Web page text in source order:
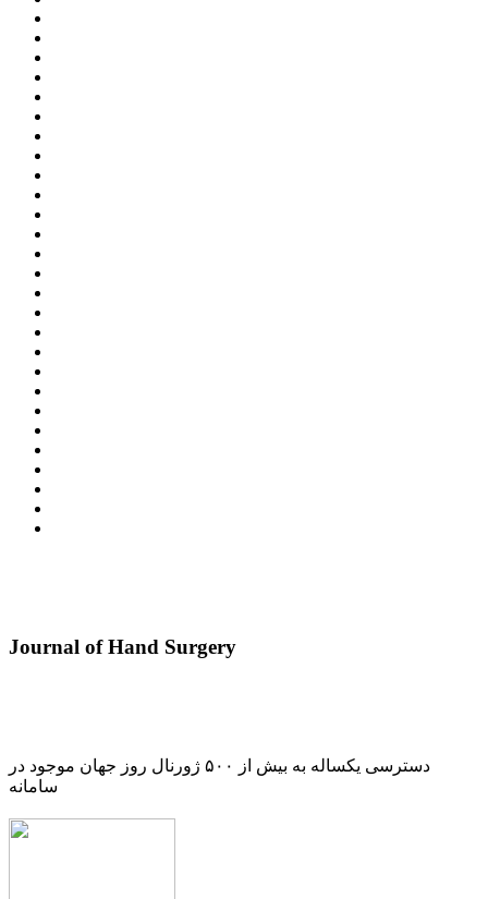
Journal of Hand Surgery
دسترسی یکساله به بیش از ۵۰۰ ژورنال روز جهان موجود در
سامانه